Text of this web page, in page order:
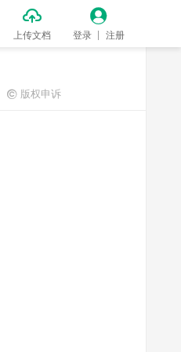

上传文档

登录 注册
 版权申诉